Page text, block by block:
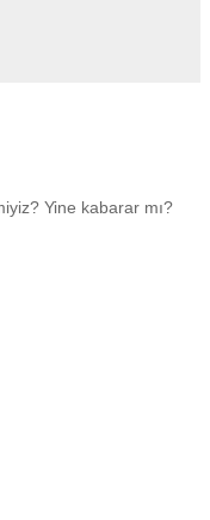
Yine kabarar mı?